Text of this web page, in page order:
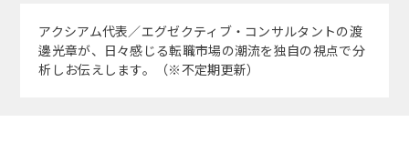
“展”職
MBAキ
ステージ別アドバイス
MBAの転職事例
英文レ
日本語履歴書テンプレート
コンサルティングの現場から
ジョブフェア
アクセス
アクシアム代表／エグゼクティブ・コンサルタントの渡
邊光章が、日々感じる転職市場の潮流を独自の視点で分
析しお伝えします。（※不定期更新）